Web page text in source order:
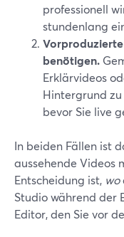
professionell
stundenlang
benötigen.
Erklärvideos
Hintergrund
bevor Sie live
In beiden Fällen ist
aussehende Videos
Entscheidung ist, wo
Studio während der
Editor, den Sie vor